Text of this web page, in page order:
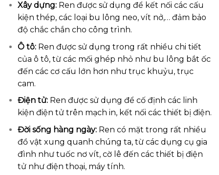
Xây dựng:Ren được sử dụng để kết nối các cấu
kiện thép, các loại bu lông neo, vít nở,… đảm bảo
độ chắc chắn cho công trình.
Ô tô:Ren được sử dụng trong rất nhiều chi tiết
của ô tô, từ các mối ghép nhỏ như bu lông bắt ốc
đến các cơ cấu lớn hơn như trục khuỷu, trục
cam.
Điện tử:Ren được sử dụng để cố định các linh
kiện điện tử trên mạch in, kết nối các thiết bị điện.
Đời sống hàng ngày:Ren có mặt trong rất nhiều
đồ vật xung quanh chúng ta, từ các dụng cụ gia
đình như tuốc nơ vít, cờ lê đến các thiết bị điện
tử như điện thoại, máy tính.